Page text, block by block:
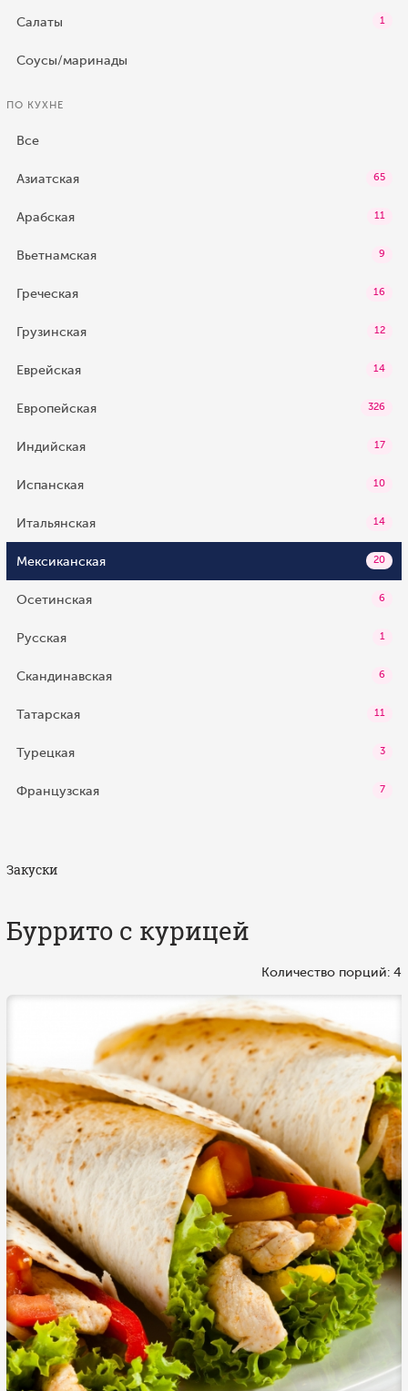
Салаты 1
Соусы/маринады
ПО КУХНЕ
Все
Азиатская 65
Арабская 11
Вьетнамская 9
Греческая 16
Грузинская 12
Еврейская 14
Европейская 326
Индийская 17
Испанская 10
Итальянская 14
Мексиканская 20
Осетинская 6
Русская 1
Скандинавская 6
Татарская 11
Турецкая 3
Французская 7
Закуски
Буррито с курицей
Количество порций: 4